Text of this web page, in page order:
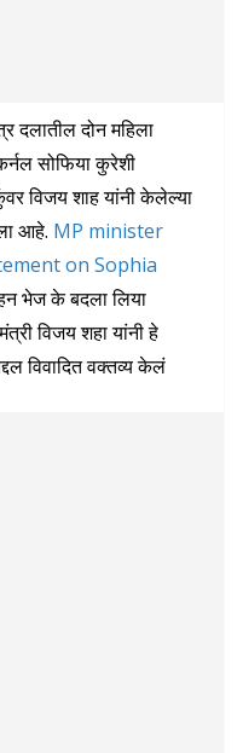
दलातील दोन महिला
सोफिया कुरेशी
विजय शाह यांनी केलेल्या
आहे. MP minister
on Sophia
भेज के बदला लिया
विजय शहा यांनी हे
विवादित वक्तव्य केलं